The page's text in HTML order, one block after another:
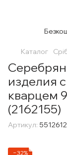
Каталог
изделия
кварцем
(2162155)
Артикул: 5512612
−32%